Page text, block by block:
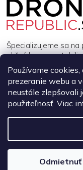
Používame
prezeranie webu a
neustále zlepšovali
použiteľnosť. Viac
Odmietnuť
e
Špecializujeme sa na
akčné kamery,
INFORMÁCIE
Copyright 2026